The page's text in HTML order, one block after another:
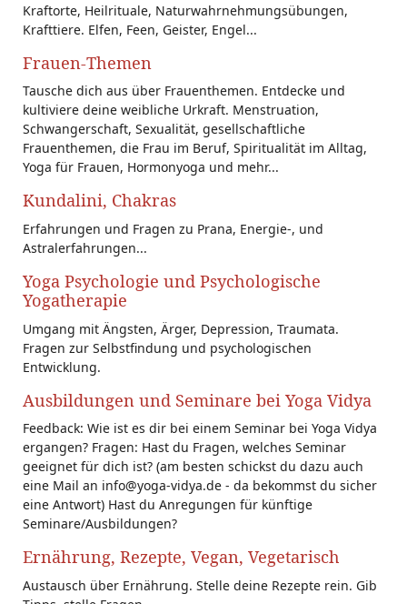
Kraftorte, Heilrituale, Naturwahrnehmungsübungen,
Krafttiere. Elfen, Feen, Geister, Engel...
Frauen-Themen
Tausche dich aus über Frauenthemen. Entdecke und
kultiviere deine weibliche Urkraft. Menstruation,
Schwangerschaft, Sexualität, gesellschaftliche
Frauenthemen, die Frau im Beruf, Spiritualität im Alltag,
Yoga für Frauen, Hormonyoga und mehr...
Kundalini, Chakras
Erfahrungen und Fragen zu Prana, Energie-, und
Astralerfahrungen...
Yoga Psychologie und Psychologische
Yogatherapie
Umgang mit Ängsten, Ärger, Depression, Traumata.
Fragen zur Selbstfindung und psychologischen
Entwicklung.
Ausbildungen und Seminare bei Yoga Vidya
Feedback: Wie ist es dir bei einem Seminar bei Yoga Vidya
ergangen? Fragen: Hast du Fragen, welches Seminar
geeignet für dich ist? (am besten schickst du dazu auch
eine Mail an info@yoga-vidya.de - da bekommst du sicher
eine Antwort) Hast du Anregungen für künftige
Seminare/Ausbildungen?
Ernährung, Rezepte, Vegan, Vegetarisch
Austausch über Ernährung. Stelle deine Rezepte rein. Gib